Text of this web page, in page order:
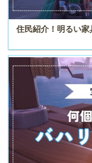
住民紹介！明るい